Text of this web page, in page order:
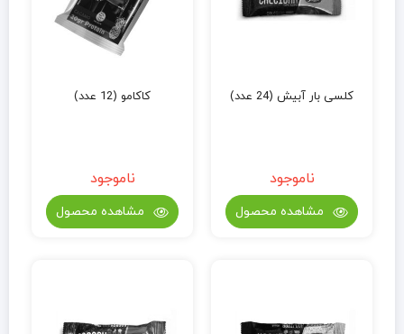
کلسی بار آبیش (24 عدد)
ناموجود
مشاهده محصول
کاکامو (12 عدد)
ناموجود
مشاهده محصول